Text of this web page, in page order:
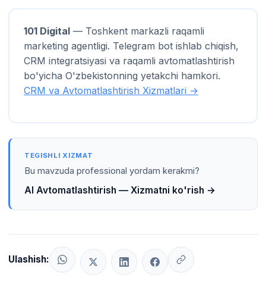
101 Digital — Toshkent markazli raqamli
marketing agentligi. Telegram bot ishlab chiqish,
CRM integratsiyasi va raqamli avtomatlashtirish
bo'yicha O'zbekistonning yetakchi hamkori.
CRM va Avtomatlashtirish Xizmatlari →
TEGISHLI XIZMAT
Bu mavzuda professional yordam kerakmi?
AI Avtomatlashtirish — Xizmatni ko'rish →
Ulashish: